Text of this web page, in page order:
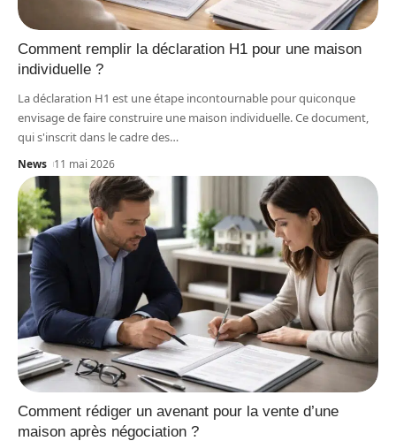
Comment remplir la déclaration H1 pour une maison
individuelle ?
La déclaration H1 est une étape incontournable pour quiconque
envisage de faire construire une maison individuelle. Ce document,
qui s'inscrit dans le cadre des…
News 11 mai 2026
Comment rédiger un avenant pour la vente d’une
maison après négociation ?